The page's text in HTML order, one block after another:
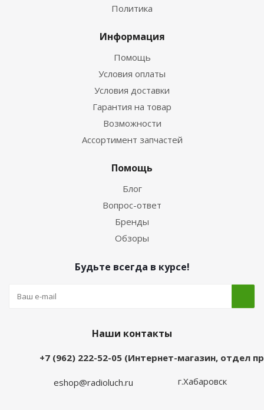
Политика
Информация
Помощь
Условия оплаты
Условия доставки
Гарантия на товар
Возможности
Ассортимент запчастей
Помощь
Блог
Вопрос-ответ
Бренды
Обзоры
Будьте всегда в курсе!
Наши контакты
+7 (962) 222-52-05 (Интернет-магазин, отдел
eshop@radioluch.ru г.Хабаровск